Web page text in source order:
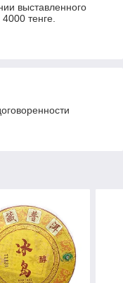
выставленного
тенге.